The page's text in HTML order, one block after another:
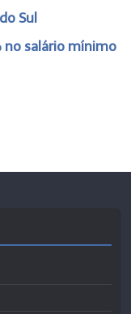
Sul
no salário mínimo